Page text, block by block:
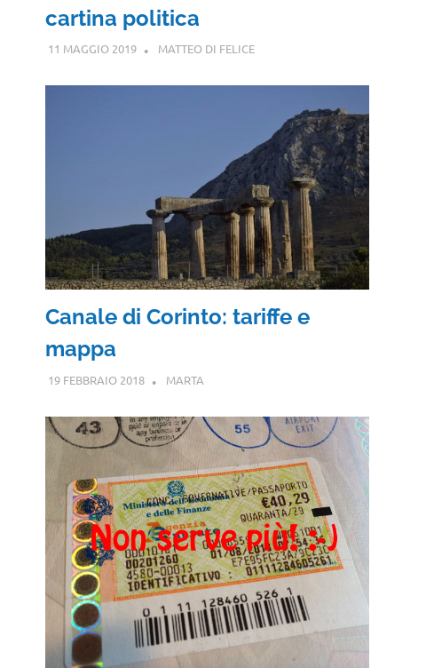
cartina politica
11 MAGGIO 2019 MATTEO DI FELICE
Canale di Corinto: tariffe e
mappa
19 FEBBRAIO 2018 MARTA